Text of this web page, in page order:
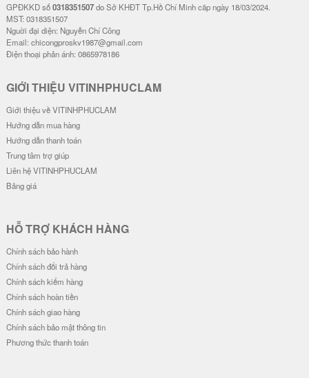
GPĐKKD số0318351507do Sở KHĐT Tp.Hồ Chí Minh cãp ngày 18/03/2024.
MST: 0318351507
Nguời đại diện: Nguyễn Chí Công
Email: chicongproskv1987@gmail.com
Điện thoại phản ánh: 0865978186
GIỚI THIỆU VITINHPHUCLAM
Giới thiệu về VITINHPHUCLAM
Hướng dẫn mua hàng
Hướng dẫn thanh toán
Trung tâm trợ giúp
Liên hệ VITINHPHUCLAM
Bảng giá
HỖ TRỢ KHÁCH HÀNG
Chính sách bảo hành
Chính sách đổi trả hàng
Chính sách kiểm hàng
Chính sách hoàn tiền
Chính sách giao hàng
Chính sách bảo mật thông tin
Phương thức thanh toán